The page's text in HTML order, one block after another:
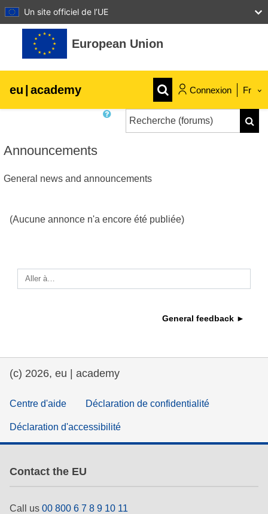
Un site officiel de l’UE
Passer au contenu principal
European Union
eu | academy Connexion Fr
agriculture et développement rural
enfants et jeunes
villes, développement urbain et régional
éducation et renforcement des capacités
énergie, changement climatique et
emploi, commerce et économie
salubrité et sécurité alimentaire
fragilité, situations de crise & résilience
genre, inégalité et inclusion
langue & culture
Announcements
General news and announcements
(Aucune annonce n'a encore été publiée)
Aller à…
General feedback ►
(c) 2026, eu | academy
Centre d'aide Déclaration de confidentialité
Déclaration d'accessibilité
Contact the EU
Call us 00 800 6 7 8 9 10 11